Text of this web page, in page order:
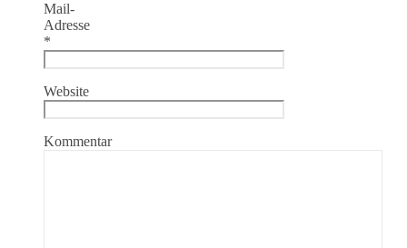
Mail-
Adresse
*
Website
Kommentar